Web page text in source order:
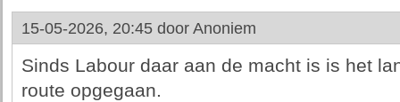
15-05-2026, 20:45 door Anoniem
Sinds Labour daar aan de macht is is het
route opgegaan.